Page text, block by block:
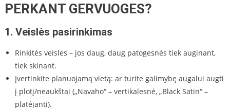
PERKANT GERVUOGES?
1. Veislės pasirinkimas
Rinkitės veisles – jos daug, daug patogesnės tiek auginant,
tiek skinant.
Įvertinkite planuojamą vietą: ar turite galimybę augalui augti
į plotį/neaukštai („Navaho“ – vertikalesnė, „Black Satin“ –
platėjanti).